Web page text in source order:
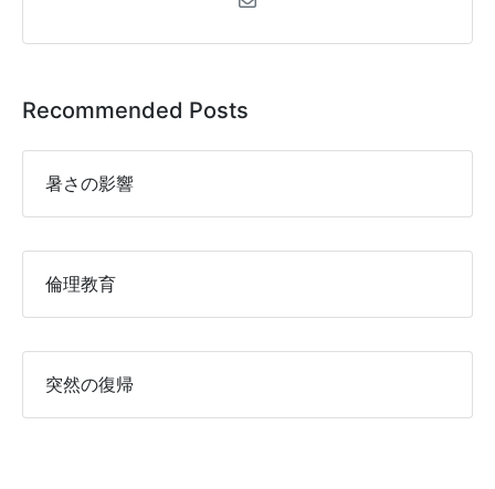
Recommended Posts
暑さの影響
倫理教育
突然の復帰